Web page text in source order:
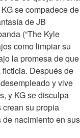
se compadece de
de JB
(“The Kyle
como limpiar su
la promesa de que
Después de
y vive
y KG se disculpa
su propia
nacimiento en sus